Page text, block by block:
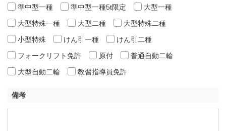
準中型一種
準中型一種5t限定
大型一種
大型特殊一種
大型二種
大型特殊二種
小型特殊
けん引一種
けん引二種
フォークリフト免許
原付
普通自動二輪
大型自動二輪
教習指導員免許
備考